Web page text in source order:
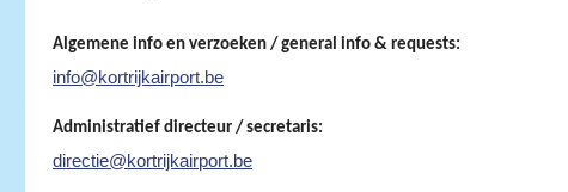
Algemene info en verzoeken / general info & requests:
info@kortrijkairport.be
Administratief directeur / secretaris:
directie@kortrijkairport.be